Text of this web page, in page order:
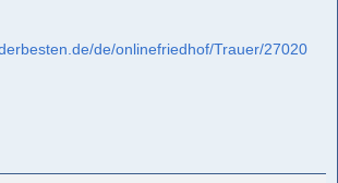
de/onlinefriedhof/Trauer/27020